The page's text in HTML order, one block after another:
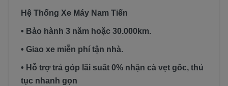
Hệ Thống Xe Máy Nam Tiến
• Bảo hành 3 năm hoặc 30.000km.
• Giao xe miễn phí tận nhà.
• Hỗ trợ trả góp lãi suất 0% nhận cà vẹt gốc, thủ
tục nhanh gọn